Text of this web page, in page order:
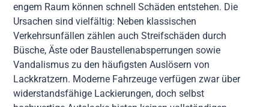
engem Raum können schnell Schäden entstehen. Die
Ursachen sind vielfältig: Neben klassischen
Verkehrsunfällen zählen auch Streifschäden durch
Büsche, Äste oder Baustellenabsperrungen sowie
Vandalismus zu den häufigsten Auslösern von
Lackkratzern. Moderne Fahrzeuge verfügen zwar über
widerstandsfähige Lackierungen, doch selbst